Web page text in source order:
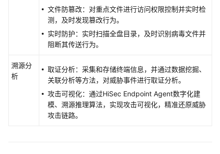
权
限
文件防篡改：对重点文件进行访问权限控制并实时检
测，及时发现篡改行为。
实时防护：实时扫描全盘目录，及时识别病毒文件并
阻断其传送行为。
溯源分
析
取证分析：采集和存储终端信息，并通过数据挖掘、
关联分析等方法，对威胁事件进行取证分析。
攻击可视化：通过HiSec Endpoint Agent数字化建
模、溯源推理算法，实现攻击可视化，精准还原威胁
攻击链路。